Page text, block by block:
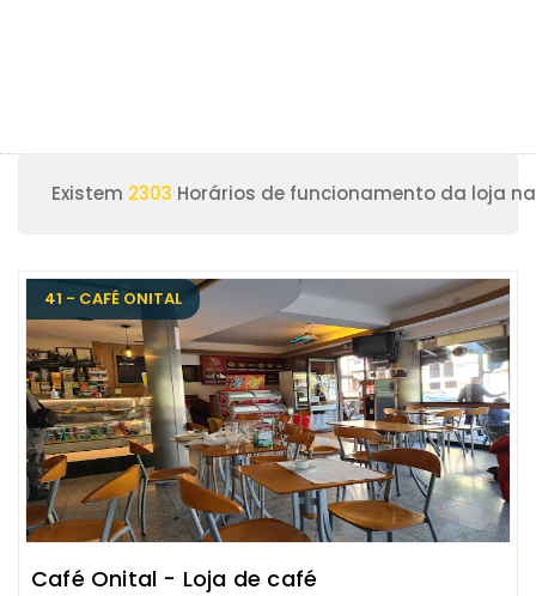
Existem 2303 Horários de funcionamento da loja
41 - CAFÉ ONITAL
Café Onital - Loja de café